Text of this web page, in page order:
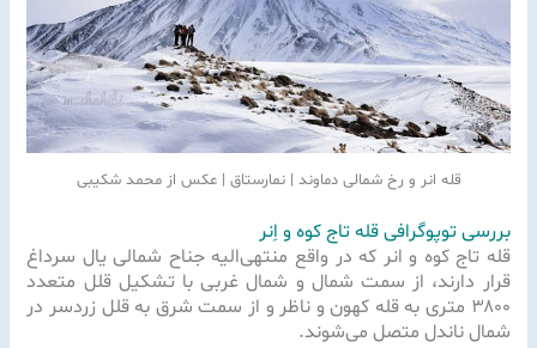
قله انر و رخ شمالی دماوند | نمارستاق | عکس از محمد شکیبی
بررسی توپوگرافی قله تاج کوه و اِنر
قله تاج کوه و انر که در واقع منتهی‌الیه جناح شمالی یال سرداغ
قرار دارند، از سمت شمال و شمال غربی با تشکیل قلل متعدد
۳۸۰۰ متری به قله کهون و ناظر و از سمت شرق به قلل زردسر در
شمال ناندل متصل می‌شوند.